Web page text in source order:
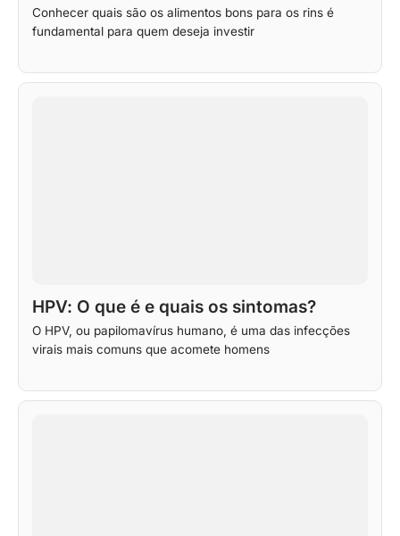
Conhecer quais são os alimentos bons para os rins é
fundamental para quem deseja investir
HPV: O que é e quais os sintomas?
O HPV, ou papilomavírus humano, é uma das infecções
virais mais comuns que acomete homens